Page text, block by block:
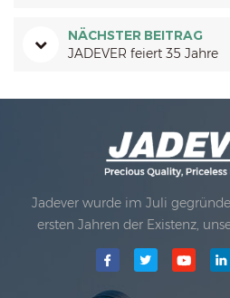
NÄCHSTER BEITRAG
JADEVER feiert 35 Jahre
Jadever wurde im Juli
ersten Jahren der Existenz,
Technologieinnovation
mit einem Geschäftsplan. 1998
das Hauptqualitätsziel, wann